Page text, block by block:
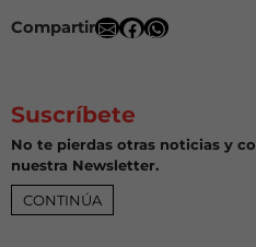
Compartir
Suscríbete
No te pierdas otras noticias y
nuestra Newsletter.
CONTINÚA